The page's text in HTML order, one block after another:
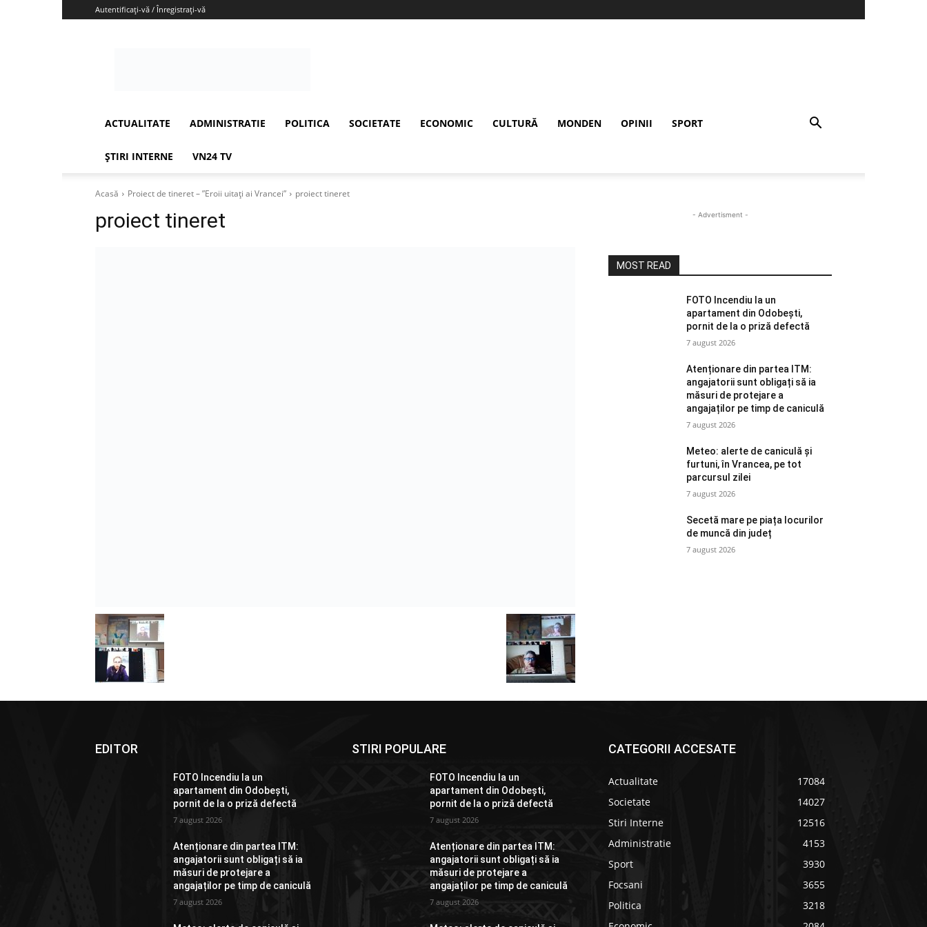
Autentificați-vă / Înregistrați-vă
ACTUALITATE ADMINISTRATIE POLITICA SOCIETATE ECONOMIC CULTURĂ MONDEN OPINII SPORT
ȘTIRI INTERNE VN24 TV
Acasă Proiect de tineret – ”Eroii uitați ai Vrancei” proiect tineret
proiect tineret - Advertisment -
MOST READ
FOTO Incendiu la un
apartament din Odobești,
pornit de la o priză defectă
7 august 2026
Atenționare din partea ITM:
angajatorii sunt obligați să ia
măsuri de protejare a
angajaților pe timp de caniculă
7 august 2026
Meteo: alerte de caniculă și
furtuni, în Vrancea, pe tot
parcursul zilei
7 august 2026
Secetă mare pe piața locurilor
de muncă din județ
7 august 2026
EDITOR
FOTO Incendiu la un
apartament din Odobești,
pornit de la o priză defectă
7 august 2026
Atenționare din partea ITM:
angajatorii sunt obligați să ia
măsuri de protejare a
angajaților pe timp de caniculă
7 august 2026
STIRI POPULARE
FOTO Incendiu la un
apartament din Odobești,
pornit de la o priză defectă
7 august 2026
Atenționare din partea ITM:
angajatorii sunt obligați să ia
măsuri de protejare a
angajaților pe timp de caniculă
7 august 2026
CATEGORII ACCESATE
Actualitate
17084
Societate
14027
Stiri Interne
12516
Administratie
4153
Sport
3930
Focsani
3655
Politica
3218